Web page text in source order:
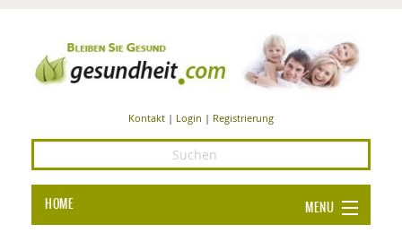
Kontakt | Login | Registrierung
HOME MENU